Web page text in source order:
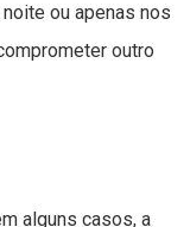
ou apenas nos
outro
alguns casos, a